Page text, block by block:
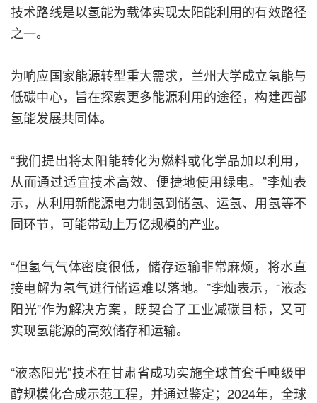
技术路线是以氢能为载体实现太阳能利用的有效路径
之一。
为响应国家能源转型重大需求，兰州大学成立氢能与
低碳中心，旨在探索更多能源利用的途径，构建西部
氢能发展共同体。
“我们提出将太阳能转化为燃料或化学品加以利用，
从而通过适宜技术高效、便捷地使用绿电。”李灿表
示，从利用新能源电力制氢到储氢、运氢、用氢等不
同环节，可能带动上万亿规模的产业。
“但氢气气体密度很低，储存运输非常麻烦，将水直
接电解为氢气进行储运难以落地。”李灿表示，“液态
阳光”作为解决方案，既契合了工业减碳目标，又可
实现氢能源的高效储存和运输。
“液态阳光”技术在甘肃省成功实施全球首套千吨级甲
醇规模化合成示范工程，并通过鉴定；2024年，全球